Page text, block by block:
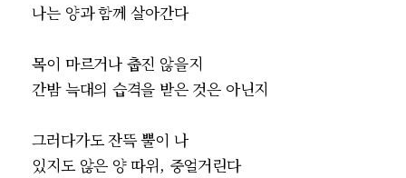
나는 양과 함께 살아간다
목이 마르거나 춥진 않을지
간밤 늑대의 습격을 받은 것은 아닌지
그러다가도 잔뜩 뿔이 나
있지도 않은 양 따위, 중얼거린다